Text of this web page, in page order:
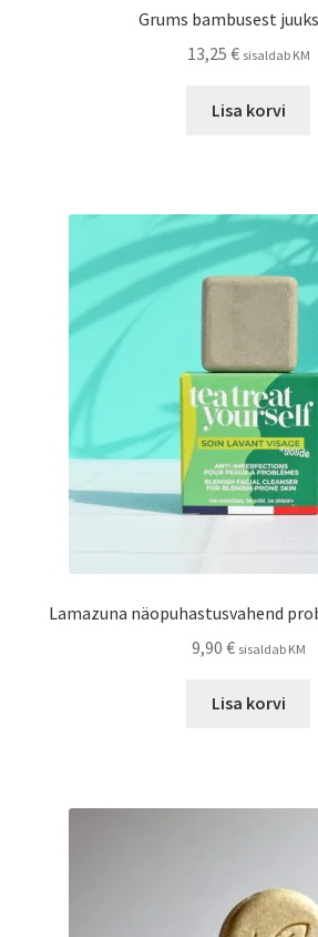
Grums bambusest
13,25 € sisaldab KM
Lisa korvi
Lamazuna näopuhastusvahend
9,90 € sisaldab KM
Lisa korvi